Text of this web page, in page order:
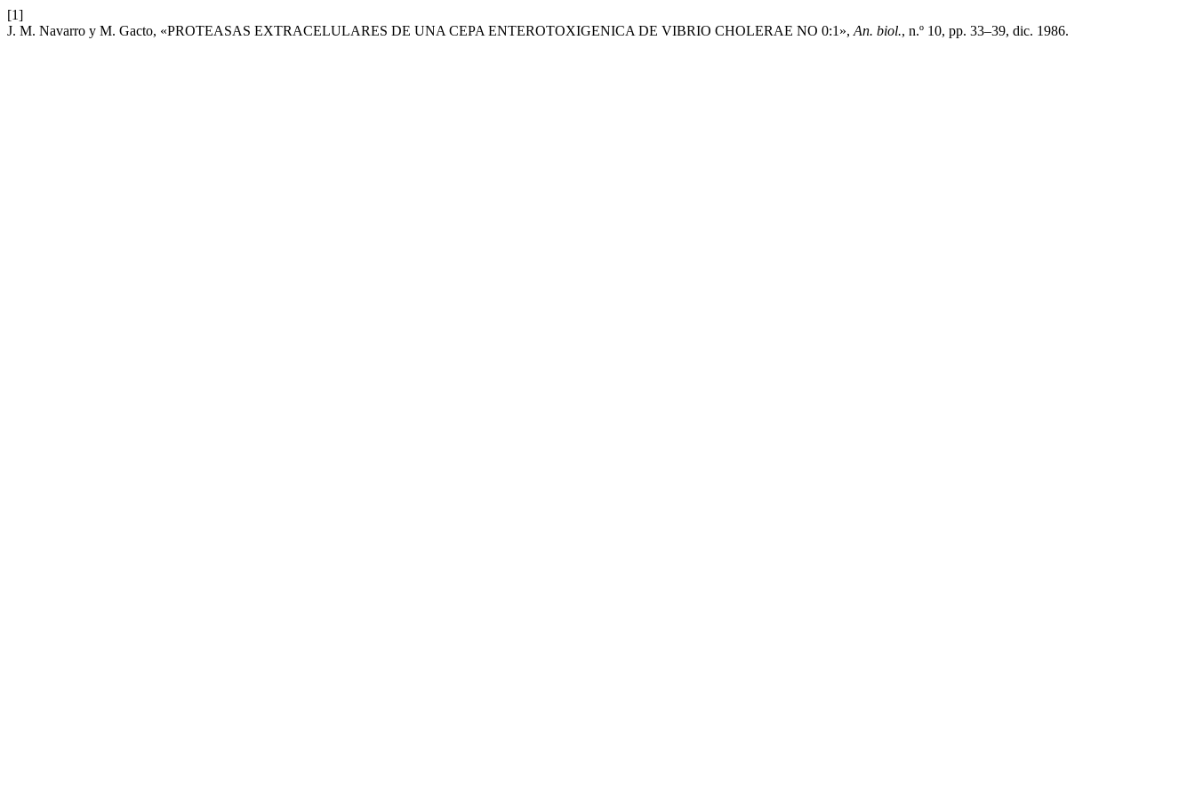
[1]
J. M. Navarro y M. Gacto, «PROTEASAS EXTRACELULARES DE UNA CEPA ENTEROTOXIGENICA DE VIBRIO CHOLERAE NO 0:1», An. biol., n.º 10, pp. 33–39, dic. 1986.